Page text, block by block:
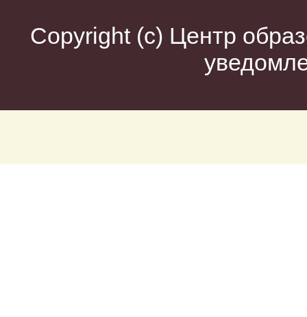
Copyright (c) Центр